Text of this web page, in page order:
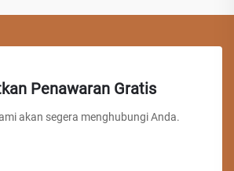
Penawaran Gratis
akan segera menghubungi Anda.